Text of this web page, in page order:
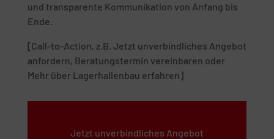
und transparente Kommunikation von Anfang bis
Ende.
[Call-to-Action, z.B. Jetzt unverbindliches Angebot
anfordern, Beratungstermin vereinbaren oder
Mehr über Lagerhallenbau erfahren]
Jetzt unverbindliches Angebot